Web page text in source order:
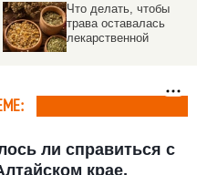
Что делать, чтобы
трава оставалась
лекарственной
ли справиться с
крае,